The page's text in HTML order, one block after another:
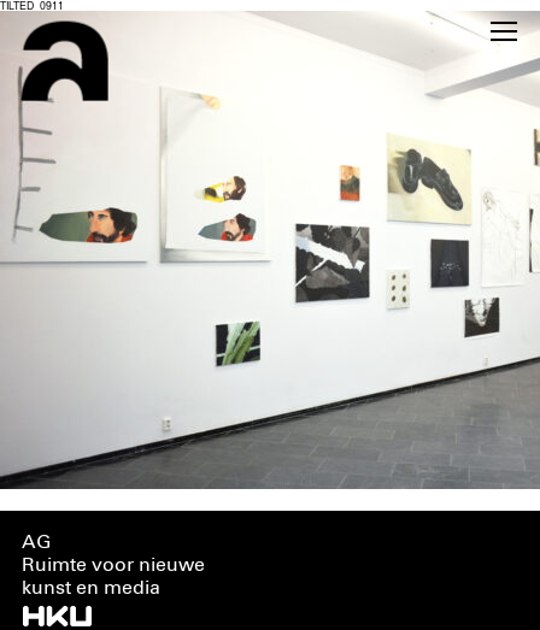
TILTED_0911
AG
Ruimte voor nieuwe
kunst en media